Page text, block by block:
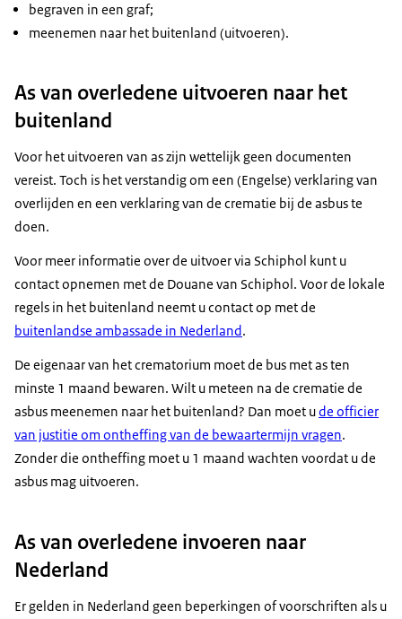
begraven in een graf;
meenemen naar het buitenland (uitvoeren).
As van overledene uitvoeren naar het
buitenland
Voor het uitvoeren van as zijn wettelijk geen documenten
vereist. Toch is het verstandig om een (Engelse) verklaring van
overlijden en een verklaring van de crematie bij de asbus te
doen.
Voor meer informatie over de uitvoer via Schiphol kunt u
contact opnemen met de Douane van Schiphol. Voor de lokale
regels in het buitenland neemt u contact op met de
buitenlandse ambassade in Nederland.
De eigenaar van het crematorium moet de bus met as ten
minste 1 maand bewaren. Wilt u meteen na de crematie de
asbus meenemen naar het buitenland? Dan moet ude officier
van justitie om ontheffing van de bewaartermijn vragen.
Zonder die ontheffing moet u 1 maand wachten voordat u de
asbus mag uitvoeren.
As van overledene invoeren naar
Nederland
Er gelden in Nederland geen beperkingen of voorschriften als u